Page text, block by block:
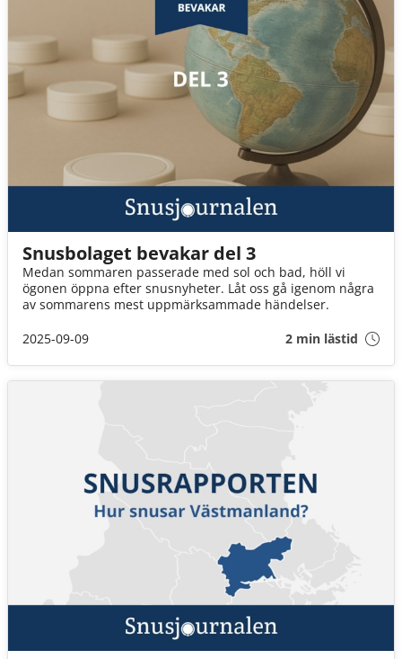
Snusbolaget bevakar del 3
Medan sommaren passerade med sol och bad, höll vi
ögonen öppna efter snusnyheter. Låt oss gå igenom några
av sommarens mest uppmärksammade händelser.
2025-09-09
2 min lästid